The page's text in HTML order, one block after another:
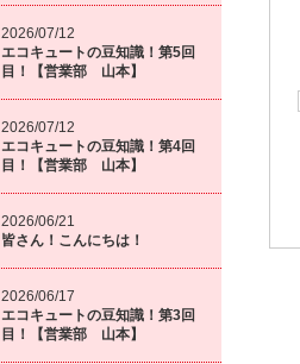
2026/07/12
エコキュートの豆知識！第5回
目！【営業部 山本】
2026/07/12
エコキュートの豆知識！第4回
目！【営業部 山本】
2026/06/21
皆さん！こんにちは！
2026/06/17
エコキュートの豆知識！第3回
目！【営業部 山本】